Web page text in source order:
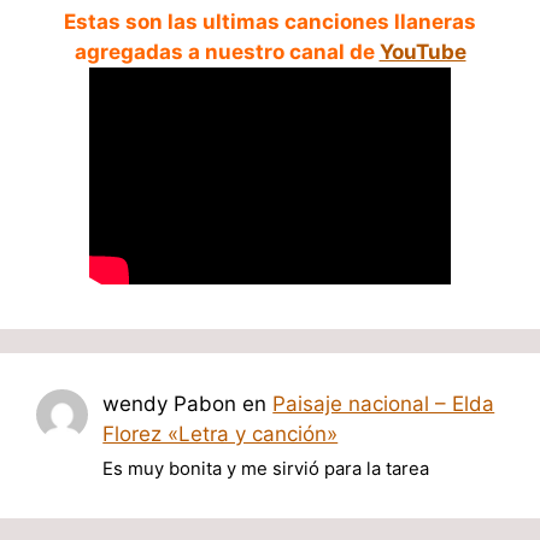
Estas son las ultimas canciones llaneras
agregadas a nuestro canal de YouTube
wendy Pabon en Paisaje nacional – Elda
Florez «Letra y canción»
Es muy bonita y me sirvió para la tarea